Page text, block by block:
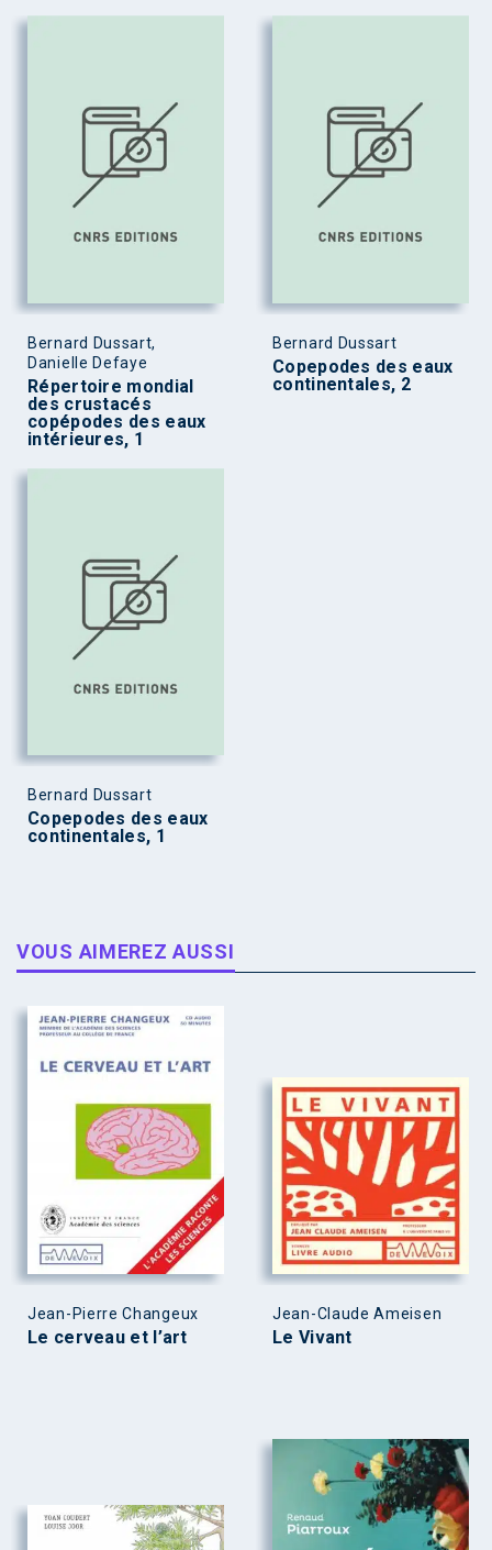
Bernard Dussart,
Danielle Defaye
Répertoire mondial
des crustacés
copépodes des eaux
intérieures, 1
Bernard Dussart
Copepodes des eaux
continentales, 2
Bernard Dussart
Copepodes des eaux
continentales, 1
VOUS AIMEREZ AUSSI
Jean-Pierre Changeux
Le cerveau et l’art
Jean-Claude Ameisen
Le Vivant